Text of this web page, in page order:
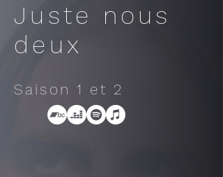
Juste nous
deux
Saison 1 et 2